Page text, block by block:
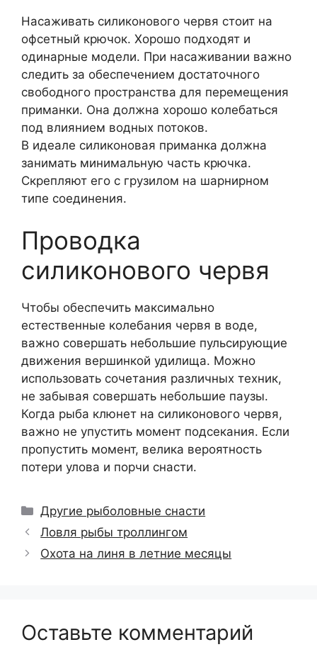
Насаживать силиконового червя стоит на
офсетный крючок. Хорошо подходят и
одинарные модели. При насаживании важно
следить за обеспечением достаточного
свободного пространства для перемещения
приманки. Она должна хорошо колебаться
под влиянием водных потоков.
В идеале силиконовая приманка должна
занимать минимальную часть крючка.
Скрепляют его с грузилом на шарнирном
типе соединения.
Проводка
силиконового червя
Чтобы обеспечить максимально
естественные колебания червя в воде,
важно совершать небольшие пульсирующие
движения вершинкой удилища. Можно
использовать сочетания различных техник,
не забывая совершать небольшие паузы.
Когда рыба клюнет на силиконового червя,
важно не упустить момент подсекания. Если
пропустить момент, велика вероятность
потери улова и порчи снасти.
Рубрики
Другие рыболовные снасти
Ловля рыбы троллингом
Охота на линя в летние месяцы
Оставьте комментарий